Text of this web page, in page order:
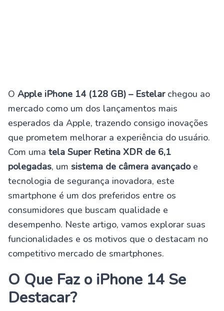
O Apple iPhone 14 (128 GB) – Estelarchegou ao
mercado como um dos lançamentos mais
esperados da Apple, trazendo consigo inovações
que prometem melhorar a experiência do usuário.
Com uma tela Super Retina XDR de 6,1
polegadas, um sistema de câmera avançadoe
tecnologia de segurança inovadora, este
smartphone é um dos preferidos entre os
consumidores que buscam qualidade e
desempenho. Neste artigo, vamos explorar suas
funcionalidades e os motivos que o destacam no
competitivo mercado de smartphones.
O Que Faz o iPhone 14 Se
Destacar?